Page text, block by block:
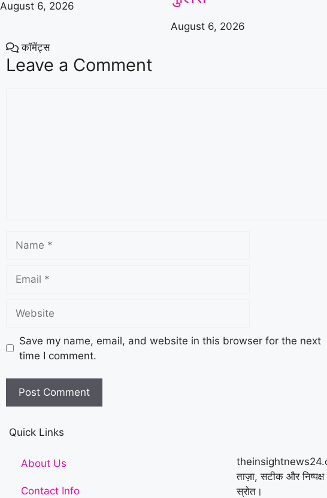
August 6, 2026
August 6, 2026
कॉमेंट्स
Leave a Comment
Save my name, email, and website in this browser for the next
time I comment.
Quick Links
About Us
Contact Info
ताज़ा, सटीक और
स्रोत।